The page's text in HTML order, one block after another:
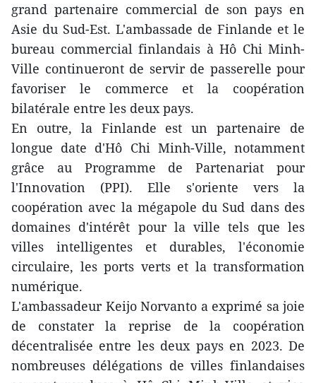
grand partenaire commercial de son pays en
Asie du Sud-Est. L'ambassade de Finlande et le
bureau commercial finlandais à Hô Chi Minh-
Ville continueront de servir de passerelle pour
favoriser le commerce et la coopération
bilatérale entre les deux pays.
En outre, la Finlande est un partenaire de
longue date d'Hô Chi Minh-Ville, notamment
grâce au Programme de Partenariat pour
l'Innovation (PPI). Elle s'oriente vers la
coopération avec la mégapole du Sud dans des
domaines d'intérêt pour la ville tels que les
villes intelligentes et durables, l'économie
circulaire, les ports verts et la transformation
numérique.
L'ambassadeur Keijo Norvanto a exprimé sa joie
de constater la reprise de la coopération
décentralisée entre les deux pays en 2023. De
nombreuses délégations de villes finlandaises